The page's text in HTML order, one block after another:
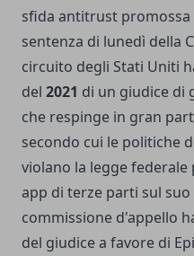
sfida antitrust promossa
sentenza di lunedì della
circuito degli Stati Uniti
del 2021 di un giudice di
che respinge in gran
secondo cui le politiche
violano la legge
app di terze parti sul
commissione d'appello
del giudice a favore di